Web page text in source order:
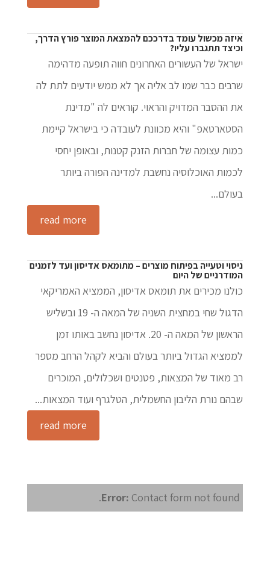
Error: Contact form not found.
איזה מכשול עומד בדרככם להמצאת המוצר פורץ הדרך,
וכיצד תתגברו עליו?
ישראל של העשורים האחרונים חווה תופעה מדהימה
שרבים כבר שמו לב אליה אך לא ממש יודעים לתת לה
את ההסבר המדויק והראוי. קוראים לה "מדינת
הסטארטאפ" והיא מכוונת לעובדה כי בישראל קיימת
כמות עצומה של חברות הזנק קטנות, ובאופן יחסי
לכמות האוכלוסיה נחשבת למדינה הפורה ביותר
בעולם...
read more
ניסוי וטעייה בפיתוח מוצרים – מתומאס אדיסון ועד לזמנים
המודרניים של היום
כולנו מכירים את תומאס אדיסון, הממציא האמריקאי
הדגול שחי במחצית השניה של המאה ה- 19 ובשליש
הראשון של המאה ה- 20. אדיסון נחשב באותו זמן
לממציא הגדול ביותר בעולם והביא לקהל הרחב מספר
רב מאוד של המצאות, פטנטים ושכלולים, המוכרים
שבהם נורת הליבון החשמלית, הטלגרף ועוד המצאות...
read more